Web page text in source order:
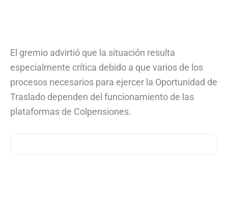
El gremio advirtió que la situación resulta
especialmente crítica debido a que varios de los
procesos necesarios para ejercer la Oportunidad de
Traslado dependen del funcionamiento de las
plataformas de Colpensiones.